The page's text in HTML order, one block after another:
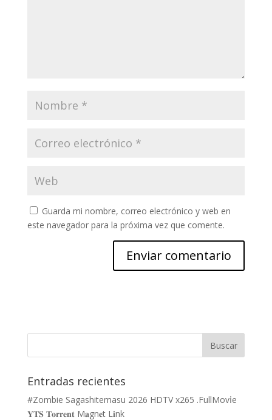
Guarda mi nombre, correo electrónico y web en
este navegador para la próxima vez que comente.
Entradas recientes
#Zombie Sagashitemasu 2026 HDTV x265 .FullMov𝗂e
𝐘𝐓𝐒 𝐓𝐨𝐫𝐫𝐞𝐧𝐭 M𝐚gn𝐞t L𝐢nk